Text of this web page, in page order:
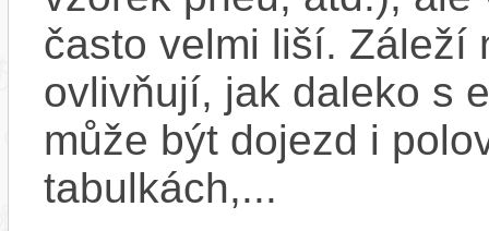
často velmi liší. Záleží
ovlivňují, jak daleko s
může být dojezd i
tabulkách,...